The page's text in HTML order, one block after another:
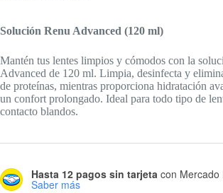
Solución Renu Advanced (120 ml)
Mantén tus lentes limpios y cómodos con la
Advanced de 120 ml. Limpia, desinfecta y
de proteínas, mientras proporciona hidratación
un confort prolongado. Ideal para todo tipo de
contacto blandos.
Hasta 12 pagos sin tarjeta con Mercado
Saber más